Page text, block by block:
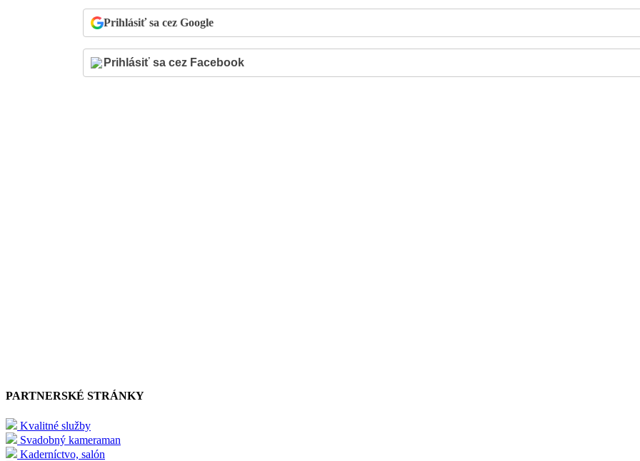
Prihlásiť sa cez Google
PARTNERSKÉ STRÁNKY
Kvalitné služby
Svadobný kameraman
Kaderníctvo, salón